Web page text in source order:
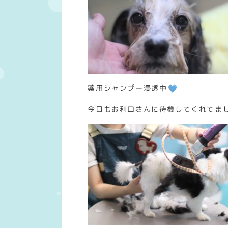
薬用シャンプー浸透中
今日もお利口さんに待機してくれてま